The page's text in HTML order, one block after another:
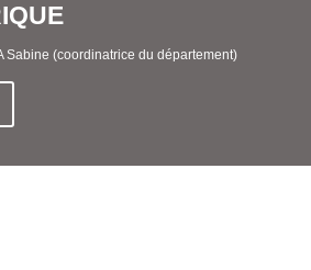
Sabine (coordinatrice du département)